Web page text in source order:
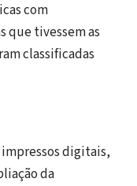
com
que tivessem as
classificadas
impressos digitais,
da